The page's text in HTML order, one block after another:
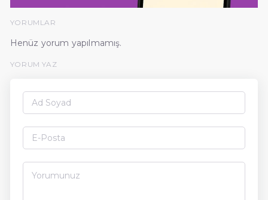
YORUMLAR
Henüz yorum yapılmamış.
YORUM YAZ